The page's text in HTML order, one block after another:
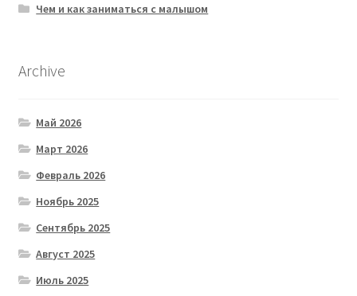
Чем и как заниматься с малышом
Archive
Май 2026
Март 2026
Февраль 2026
Ноябрь 2025
Сентябрь 2025
Август 2025
Июль 2025